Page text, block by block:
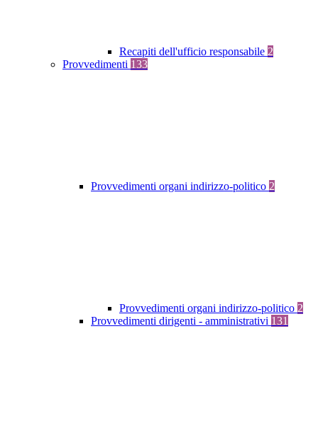
Recapiti dell'ufficio responsabile 2
Provvedimenti 133
Provvedimenti organi indirizzo-politico 2
Provvedimenti organi indirizzo-politico 2
Provvedimenti dirigenti - amministrativi 131